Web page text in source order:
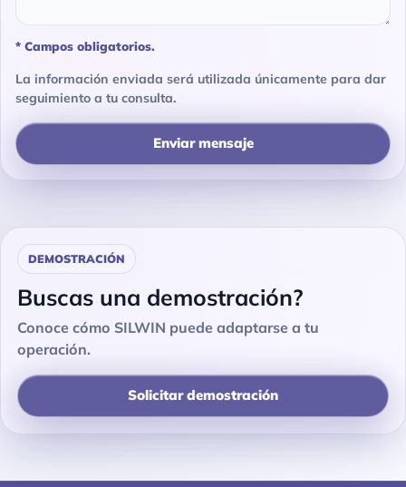
* Campos obligatorios.
La información enviada será utilizada únicamente para dar
seguimiento a tu consulta.
Enviar mensaje
DEMOSTRACIÓN
Buscas una demostración?
Conoce cómo SILWIN puede adaptarse a tu
operación.
Solicitar demostración